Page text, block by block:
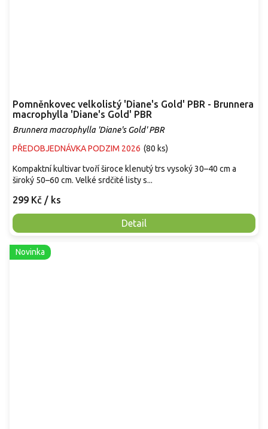
Pomněnkovec velkolistý 'Diane's Gold' PBR - Brunnera
macrophylla 'Diane's Gold' PBR
Brunnera macrophylla 'Diane's Gold' PBR
PŘEDOBJEDNÁVKA PODZIM 2026 (80 ks)
299 Kč / ks
Detail
Kompaktní kultivar tvoří široce klenutý trs vysoký 30–40 cm a
široký 50–60 cm. Velké srdčité listy s...
Novinka